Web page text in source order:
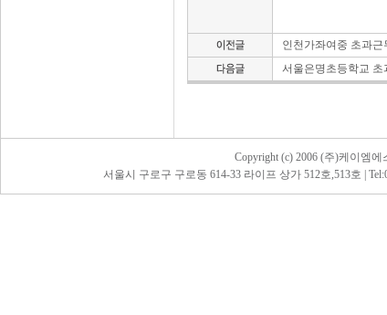
인천가좌여중 초과
서울은명초등학교
Copyright (c) 2006 (주)케이엠에
서울시 구로구 구로동 614-33 라이프 상가 512호,513호 |